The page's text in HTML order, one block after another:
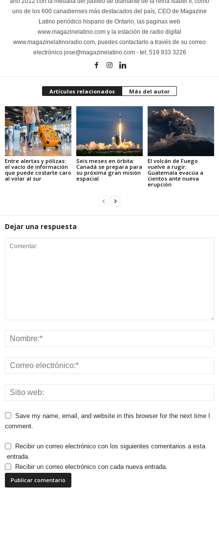
uno de los 600 canadienses más destacados del país, CEO de Magazine
Latino periódico hispano de Ontario, las paginas web
www.magazinelatino.com y la estación de radio digital
www.magazinelatinoradio.com, puedes contactarlo a través de su correo
electrónico jose@magazinelatino.com - tel; 519 933 3226
Artículos relacionados Más del autor
Entre alertas y pólizas:
el vacío de información
que puede costarte caro
al volar al sur
Seis meses en órbita:
Canadá se prepara para
su próxima gran misión
espacial
El volcán de Fuego
vuelve a rugir:
Guatemala evacúa a
cientos ante nueva
erupción
Dejar una respuesta
Save my name, email, and website in this browser for the next time I
comment.
Recibir un correo electrónico con los siguientes comentarios a esta
entrada.
Recibir un correo electrónico con cada nueva entrada.